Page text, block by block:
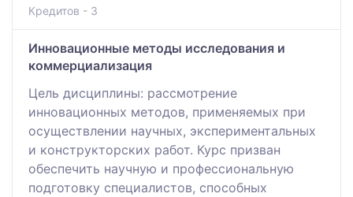
Кредитов - 3
Инновационные методы исследования и
коммерциализация
Цель дисциплины: рассмотрение
инновационных методов, применяемых при
осуществлении научных, экспериментальных
и конструкторских работ. Курс призван
обеспечить научную и профессиональную
подготовку специалистов, способных